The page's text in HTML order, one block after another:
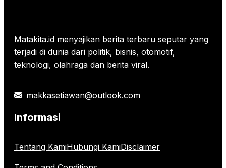
Matakita.id menyajikan berita terbaru seputar yang
terjadi di dunia dari politik, bisnis, otomotif,
teknologi, olahraga dan berita viral.
makkasetiawan@outlook.com
Informasi
Tentang KamiHubungi KamiDisclaimer